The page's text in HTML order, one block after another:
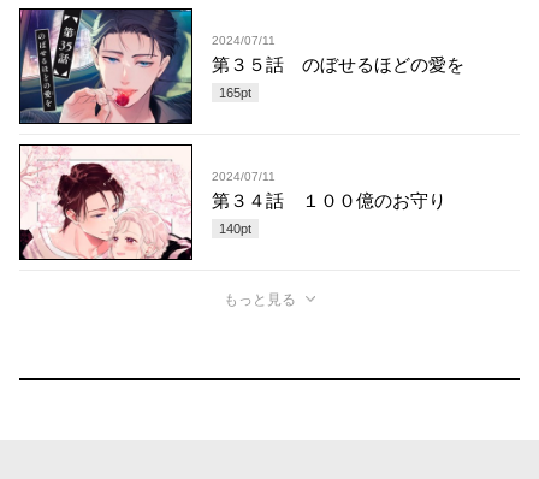
2024/07/11
第３５話 のぼせるほどの愛を
165pt
2024/07/11
第３４話 １００億のお守り
140pt
もっと見る